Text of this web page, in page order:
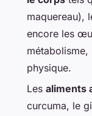
maquereau),
encore les
métabolisme,
physique.
Les aliments
curcuma, le